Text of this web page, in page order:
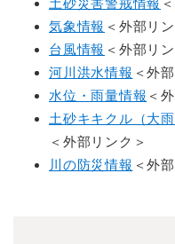
気象情報 ＜外部リ
台風情報 ＜外部リ
河川洪水情報 ＜外
水位・雨量情報 ＜
土砂キキクル（大
＜外部リンク＞
川の防災情報 ＜外